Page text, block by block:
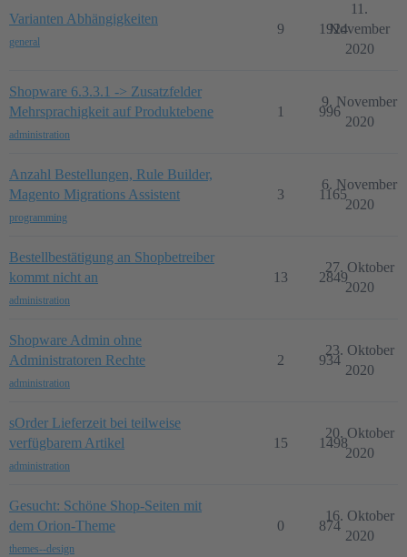
Varianten Abhängigkeiten
general
9 1924
11.
November
2020
Shopware 6.3.3.1 -> Zusatzfelder
Mehrsprachigkeit auf Produktebene
administration
1 996
9. November
2020
Anzahl Bestellungen, Rule Builder,
Magento Migrations Assistent
programming
3 1165
6. November
2020
Bestellbestätigung an Shopbetreiber
kommt nicht an
administration
13 2849
27. Oktober
2020
Shopware Admin ohne
Administratoren Rechte
administration
2 934
23. Oktober
2020
sOrder Lieferzeit bei teilweise
verfügbarem Artikel
administration
15 1498
20. Oktober
2020
Gesucht: Schöne Shop-Seiten mit
dem Orion-Theme
themes--design
0 874
16. Oktober
2020